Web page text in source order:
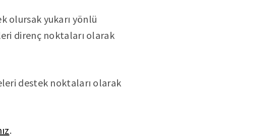
olursak yukarı yönlü
direnç noktaları olarak
destek noktaları olarak
.